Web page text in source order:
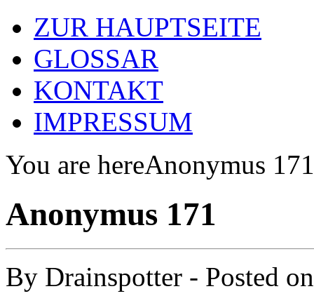
ZUR HAUPTSEITE
GLOSSAR
KONTAKT
IMPRESSUM
You are hereAnonymus 171
Anonymus 171
By Drainspotter - Posted